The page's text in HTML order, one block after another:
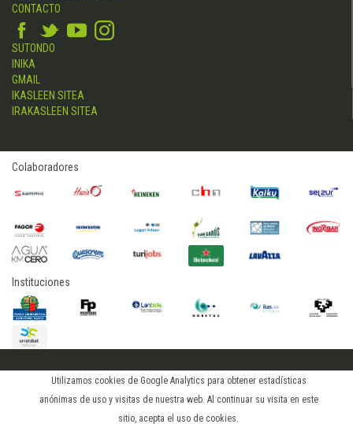
Utilizamos cookies de Google Analytics para obtener estadísticas
anónimas de uso y visitas de nuestra web. Al continuar su visita en este
sitio, acepta el uso de cookies.
CONTACTO
SUTONDO
INIKA
GMAIL
IKASLEEN SITEA
IRAKASLEEN SITEA
Colaboradores
Instituciones
2015 © hostelerialeioa
Log in